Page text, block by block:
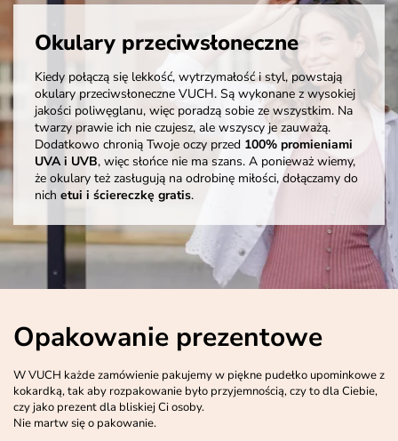
Okulary przeciwsłoneczne
Kiedy połączą się lekkość, wytrzymałość i styl, powstają
okulary przeciwsłoneczne VUCH. Są wykonane z wysokiej
jakości poliwęglanu, więc poradzą sobie ze wszystkim. Na
twarzy prawie ich nie czujesz, ale wszyscy je zauważą.
Dodatkowo chronią Twoje oczy przed 100% promieniami
UVA i UVB, więc słońce nie ma szans. A ponieważ wiemy,
że okulary też zasługują na odrobinę miłości, dołączamy do
nich etui i ściereczkę gratis.
Opakowanie prezentowe
W VUCH każde zamówienie pakujemy w piękne pudełko upominkowe z
kokardką, tak aby rozpakowanie było przyjemnością, czy to dla Ciebie,
czy jako prezent dla bliskiej Ci osoby.
Nie martw się o pakowanie.